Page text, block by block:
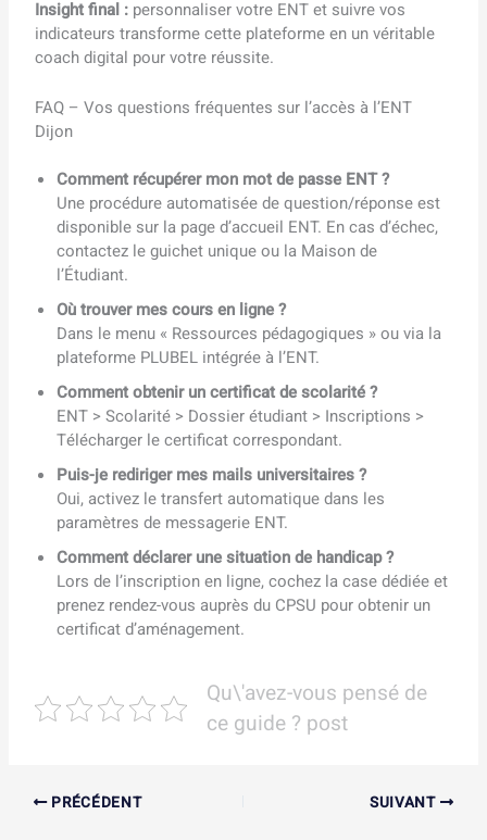
Insight final : personnaliser votre ENT et suivre vos
indicateurs transforme cette plateforme en un véritable
coach digital pour votre réussite.
FAQ – Vos questions fréquentes sur l’accès à l’ENT
Dijon
Comment récupérer mon mot de passe ENT ?
Une procédure automatisée de question/réponse est
disponible sur la page d’accueil ENT. En cas d’échec,
contactez le guichet unique ou la Maison de
l’Étudiant.
Où trouver mes cours en ligne ?
Dans le menu « Ressources pédagogiques » ou via la
plateforme PLUBEL intégrée à l’ENT.
Comment obtenir un certificat de scolarité ?
ENT > Scolarité > Dossier étudiant > Inscriptions >
Télécharger le certificat correspondant.
Puis-je rediriger mes mails universitaires ?
Oui, activez le transfert automatique dans les
paramètres de messagerie ENT.
Comment déclarer une situation de handicap ?
Lors de l’inscription en ligne, cochez la case dédiée et
prenez rendez-vous auprès du CPSU pour obtenir un
certificat d’aménagement.
Qu\'avez-vous pensé de
ce guide ? post
PRÉCÉDENT SUIVANT